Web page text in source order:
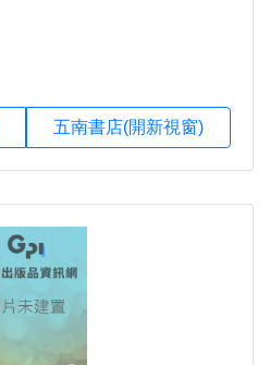
五南書店(開新視窗)